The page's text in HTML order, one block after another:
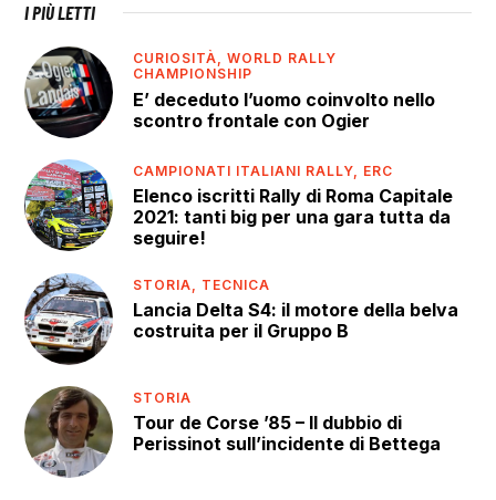
I PIÙ LETTI
CURIOSITÀ,WORLD RALLY
CHAMPIONSHIP
E’ deceduto l’uomo coinvolto nello
scontro frontale con Ogier
CAMPIONATI ITALIANI RALLY, ERC
Elenco iscritti Rally di Roma Capitale
2021: tanti big per una gara tutta da
seguire!
STORIA, TECNICA
Lancia Delta S4: il motore della belva
costruita per il Gruppo B
STORIA
Tour de Corse ’85 – Il dubbio di
Perissinot sull’incidente di Bettega